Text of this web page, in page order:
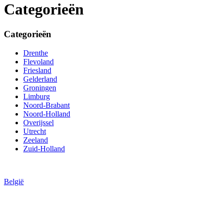
Categorieën
Categorieën
Drenthe
Flevoland
Friesland
Gelderland
Groningen
Limburg
Noord-Brabant
Noord-Holland
Overijssel
Utrecht
Zeeland
Zuid-Holland
België